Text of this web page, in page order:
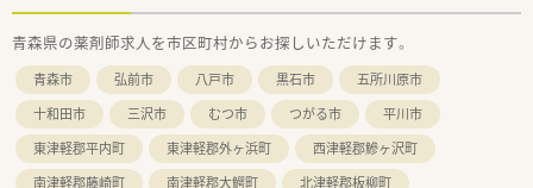
力しながら円滑に業務を進められる協調性のある方は大歓迎で
す。
【求人情報について】
■年収は最大660万円まで相談が可能となっており、これまでの
経験や前職の給与を最大限に考慮した高待遇の提示が可能で
す。
青森県の薬剤師求人を市区町村からお探しいただけます。
青森市 弘前市 八戸市 黒石市
五所川原市
十和田市
三沢市 むつ市 つがる市
平川市
東津軽郡平内町
東津軽郡外ヶ浜町
西津軽郡鰺ヶ沢町
南津軽郡藤崎町
南津軽郡大鰐町
北津軽郡板柳町